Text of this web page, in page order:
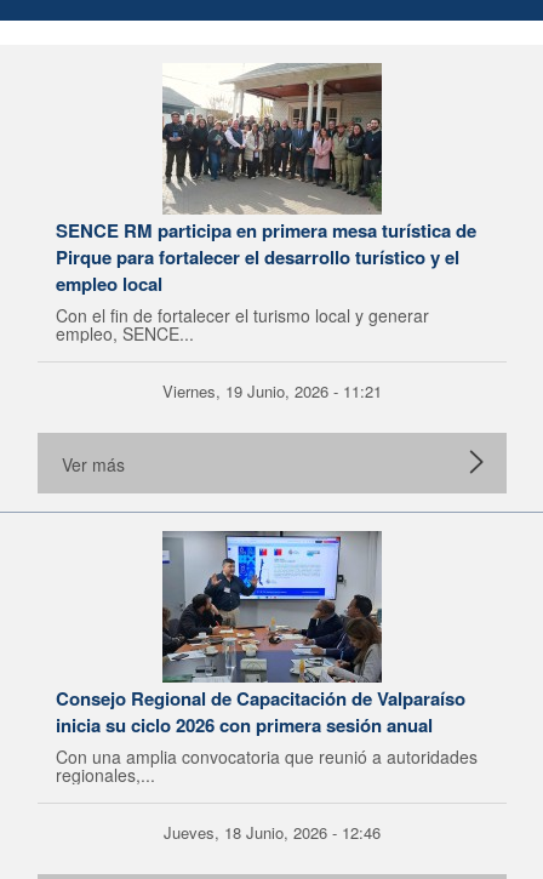
SENCE RM participa en primera mesa turística de
Pirque para fortalecer el desarrollo turístico y el
empleo local
Con el fin de fortalecer el turismo local y generar
empleo, SENCE...
Viernes, 19 Junio, 2026 - 11:21
Ver más
Consejo Regional de Capacitación de Valparaíso
inicia su ciclo 2026 con primera sesión anual
Con una amplia convocatoria que reunió a autoridades
regionales,...
Jueves, 18 Junio, 2026 - 12:46